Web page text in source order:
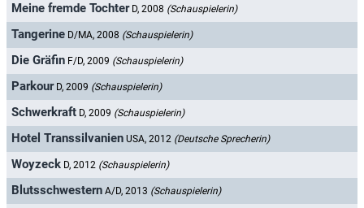
Meine fremde Tochter D, 2008 (Schauspielerin)
Tangerine D/MA, 2008 (Schauspielerin)
Die Gräfin F/D, 2009 (Schauspielerin)
Parkour D, 2009 (Schauspielerin)
Schwerkraft D, 2009 (Schauspielerin)
Hotel Transsilvanien USA, 2012 (Deutsche Sprecherin)
Woyzeck D, 2012 (Schauspielerin)
Blutsschwestern A/D, 2013 (Schauspielerin)